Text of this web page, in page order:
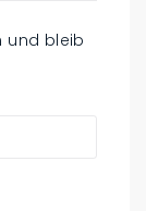
und bleib